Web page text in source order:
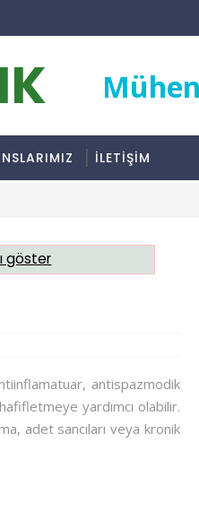
İLETİŞİM
göster
antispazmodik
yardımcı olabilir.
adet sancıları veya kronik